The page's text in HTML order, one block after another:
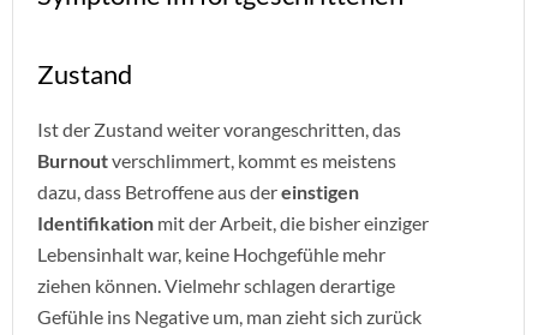
Zustand
Ist der Zustand weiter vorangeschritten, das
Burnoutverschlimmert, kommt es meistens
dazu, dass Betroffene aus dereinstigen
Identifikation mit der Arbeit, die bisher einziger
Lebensinhalt war, keine Hochgefühle mehr
ziehen können. Vielmehr schlagen derartige
Gefühle ins Negative um, man zieht sich zurück